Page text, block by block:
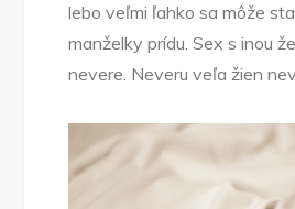
lebo veľmi ľahko sa môže
manželky prídu. Sex s inou
nevere. Neveru veľa žien